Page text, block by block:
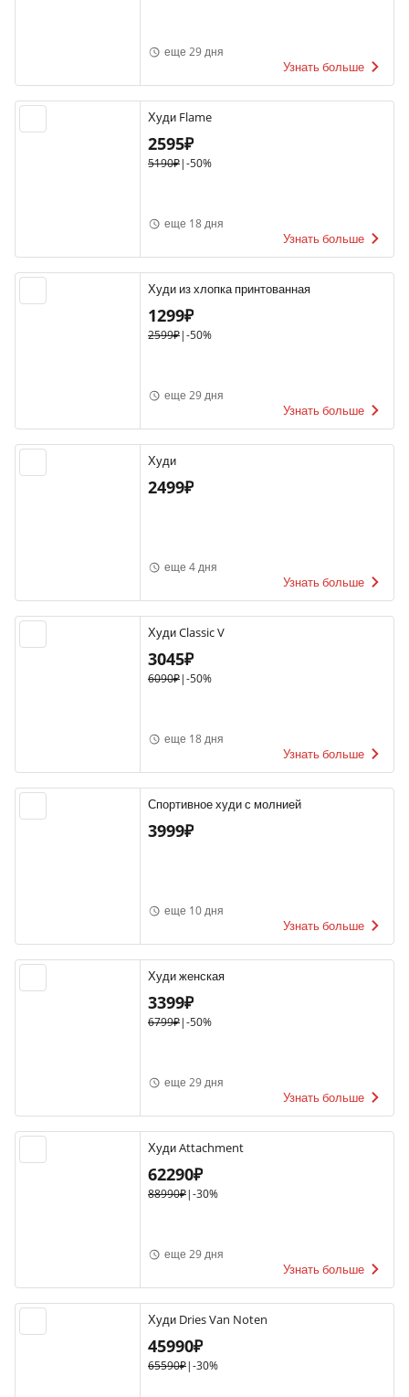
еще 29 дня
Узнать больше
Худи Flame
2595₽
5190₽|-50%
еще 18 дня
Узнать больше
Худи из хлопка принтованная
1299₽
2599₽|-50%
еще 29 дня
Узнать больше
Худи
2499₽
еще 4 дня
Узнать больше
Худи Classic V
3045₽
6090₽|-50%
еще 18 дня
Узнать больше
Спортивное худи с молнией
3999₽
еще 10 дня
Узнать больше
Худи женская
3399₽
6799₽|-50%
еще 29 дня
Узнать больше
Худи Attachment
62290₽
88990₽|-30%
еще 29 дня
Узнать больше
Худи Dries Van Noten
45990₽
65590₽|-30%